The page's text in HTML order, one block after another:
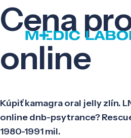
Cena
online
Kúpiť kamagra oral jelly zlín.
online dnb-psytrance?
1980-1991 mil.